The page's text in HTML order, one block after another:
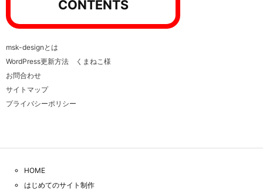
CONTENTS
msk-designとは
WordPress更新方法 くまねこ様
お問合わせ
サイトマップ
プライバシーポリシー
HOME
はじめてのサイト制作